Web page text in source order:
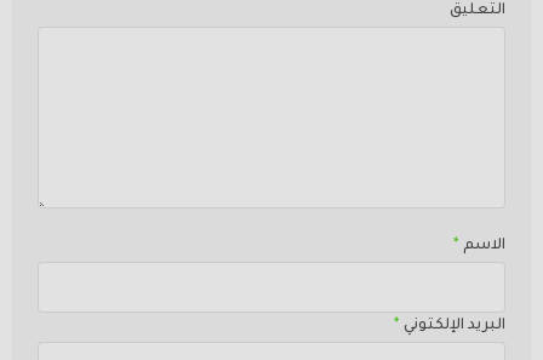
التعليق
الاسم *
البريد الإلكتوني *